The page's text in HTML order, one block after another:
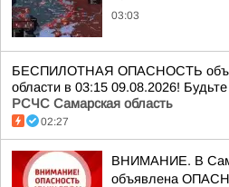
03:03
БЕСПИЛОТНАЯ ОПАСНОСТЬ
области в 03:15 09.08.2026!
РСЧС Самарская область
02:27
ВНИМАНИЕ. В
объявлена